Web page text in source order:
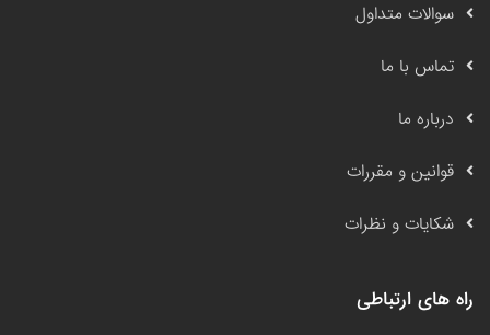
سوالات متداول
تماس با ما
درباره ما
قوانین و مقررات
شکایات و نظرات
راه های ارتباطی